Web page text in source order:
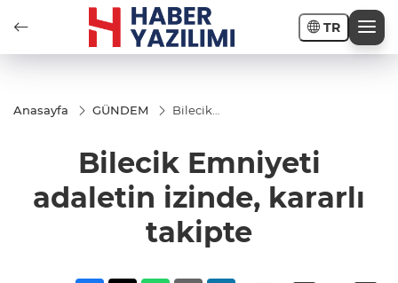
TR
Anasayfa GÜNDEM
Bilecik
izinde,
kararlı
Bilecik Emniyeti
adaletin izinde, kararlı
takipte